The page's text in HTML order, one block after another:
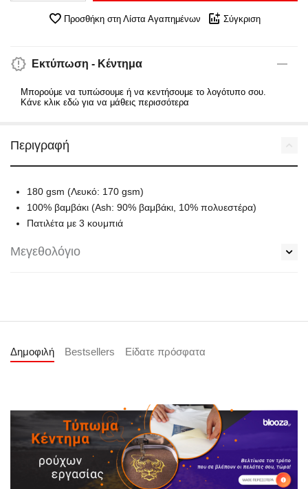
Προσθήκη στη Λίστα Αγαπημένων Σύγκριση
Εκτύπωση - Κέντημα
Μπορούμε να τυπώσουμε ή να κεντήσουμε το λογότυπο σου.
Κάνε κλικ εδώ για να μάθεις περισσότερα
Περιγραφή
180 gsm (Λευκό: 170 gsm)
100% βαμβάκι (Ash: 90% βαμβάκι, 10% πολυεστέρα)
Πατιλέτα με 3 κουμπιά
Μεγεθολόγιο
Δημοφιλή Bestsellers Είδατε πρόσφατα